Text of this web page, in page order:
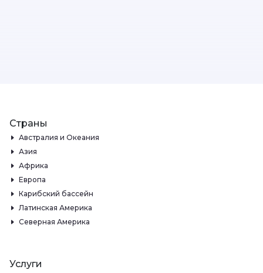
Страны
Австралия и Океания
Азия
Африка
Европа
Карибский бассейн
Латинская Америка
Северная Америка
Услуги